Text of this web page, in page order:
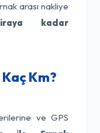
arası nakliye
kadar
Km?
ve GPS